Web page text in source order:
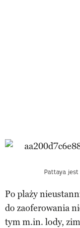
Pattaya jest
Po plaży
do zaoferowania
tym m.in. lody,